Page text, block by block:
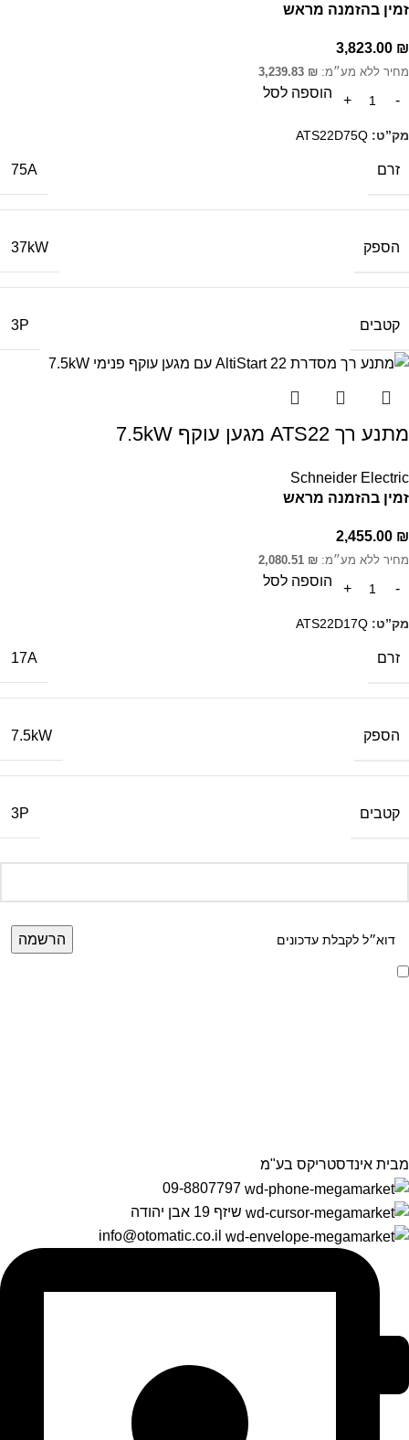
זמין בהזמנה מראש
3,823.00 ₪
מחיר ללא מע״מ: 3,239.83 ₪
הוספה לסל
מק”ט: ATS22D75Q
זרם 75A
הספק 37kW
קטבים 3P
מתנע רך ATS22 מגען עוקף 7.5kW
Schneider Electric
זמין בהזמנה מראש
2,455.00 ₪
מחיר ללא מע״מ: 2,080.51 ₪
הוספה לסל
מק”ט: ATS22D17Q
זרם 17A
הספק 7.5kW
קטבים 3P
מבית אינדסטריקס בע"מ
09-8807797
שיזף 19 אבן יהודה
info@otomatic.co.il